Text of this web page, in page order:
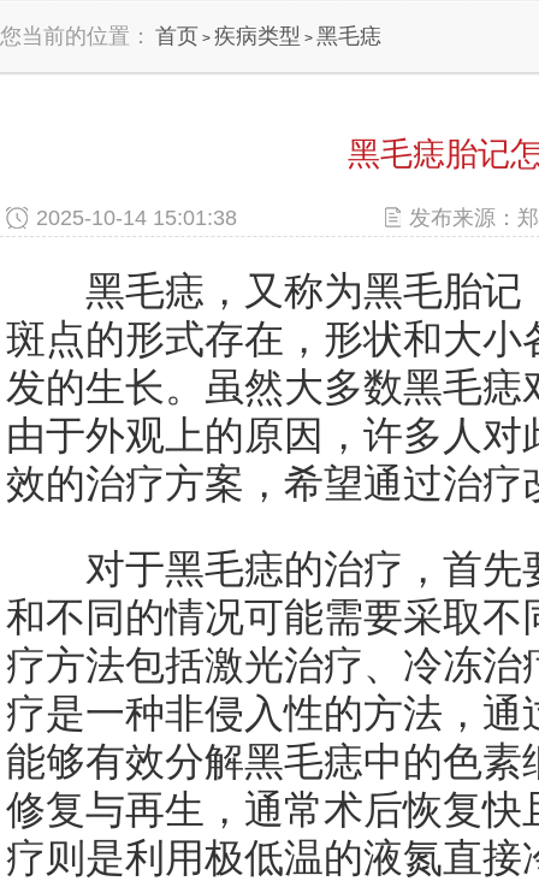
您当前的位置： 首页 > 疾病类型 > 黑毛痣
黑毛痣胎记
2025-10-14 15:01:38 发布来源：
黑毛痣，又称为黑毛胎记
斑点的形式存在，形状和大
发的生长。虽然大多数黑毛
由于外观上的原因，许多人
效的治疗方案，希望通过治疗
对于黑毛痣的治疗，首先
和不同的情况可能需要采取
疗方法包括激光治疗、冷冻
疗是一种非侵入性的方法，
能够有效分解黑毛痣中的色
修复与再生，通常术后恢复
疗则是利用极低温的液氮直